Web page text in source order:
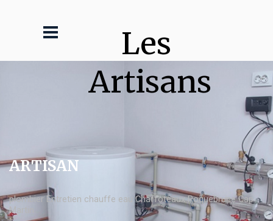
Les
Artisans
ARTISAN
plombier Entretien chauffe eau Chaffoteaux Roquebrune Cap
Martin